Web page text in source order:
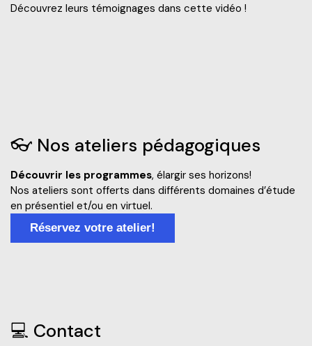
Découvrez leurs témoignages dans cette vidéo !
👓️ Nos ateliers pédagogiques
Découvrir les programmes, élargir ses horizons!
Nos ateliers sont offerts dans différents domaines d’étude
en présentiel et/ou en virtuel.
Réservez votre atelier!
💻 Contact